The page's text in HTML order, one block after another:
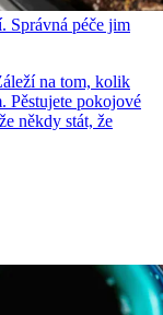
Správná péče jim
na tom, kolik
Pěstujete pokojové
někdy stát, že